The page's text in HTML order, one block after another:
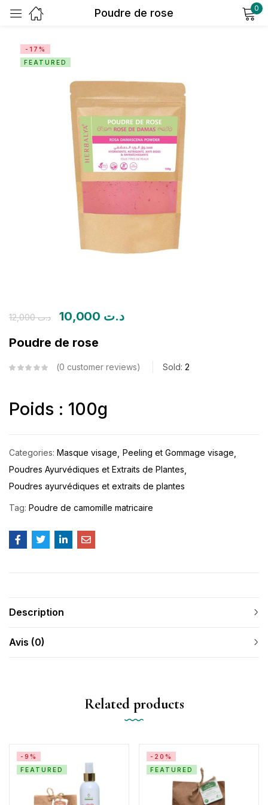
Poudre de rose 0
-17%
FEATURED
د.ت12,000 د.ت
Poudre de rose
0 customer reviews Sold: 2
Poids : 100g
Categories: Masque visage Peeling et Gommage visage
Poudres Ayurvédiques et Extraits de Plantes
Poudres ayurvédiques et extraits de plantes
Tag: Poudre de camomille matricaire
Description
Avis (0)
Related products
-9%
FEATURED
-20%
FEATURED
Remember me Lost password?
Log in
Create an account